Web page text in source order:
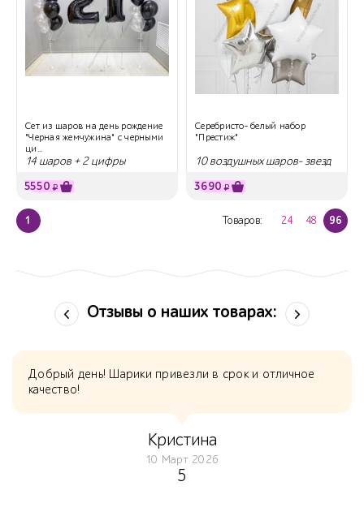
Сет из шаров на день рождение
"Черная жемчужина" с черными
ци...
14 шаров + 2 цифры
5550 ₽
Серебристо- белый набор
"Престиж"
10 воздушных шаров- звезд
3690 ₽
1 Товаров: 24 48 96
Отзывы о наших товарах:
Добрый день! Шарики привезли в срок и отличное
качество!
Кристина
10 Март 2026
5